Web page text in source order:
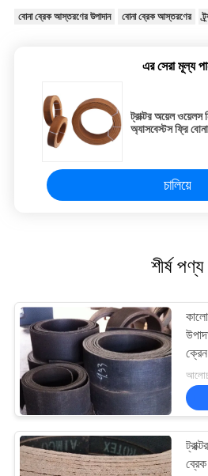
বোনা ব্রেক আস্তরণের উপাদান বোনা ব্রেক আস্তরণের
এর সেরা মূল্য
ট্রাক্টর অয়েল ওয়েলস
অ্যাসবেস্টস ফ্রি
চালিয়ে
শীর্ষ পণ্য